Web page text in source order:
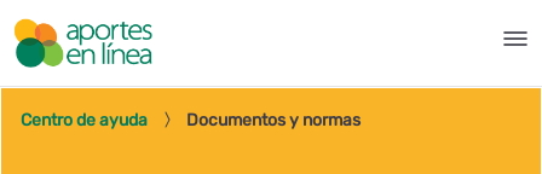
Pular para o Conteúdo principal
Documentos y Normas -
Centro de ayuda Documentos y normas